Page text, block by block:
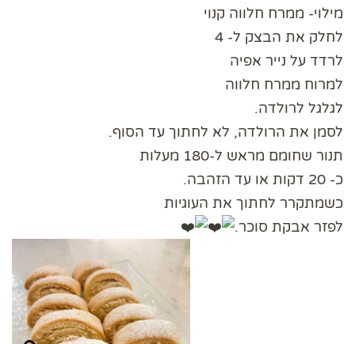
מילוי- ממרח חלווה קנוי
לחלק את הבצק ל- 4
לרדד על נייר אפיה
למרוח ממרח חלווה
לגלגל לרולדה.
לסמן את הרולדה, לא לחתוך עד הסוף.
תנור שחומם מראש ל-180 מעלות
כ- 20 דקות או עד הזהבה.
כשמתקרר לחתוך את העוגיות
לפזר אבקת סוכר.